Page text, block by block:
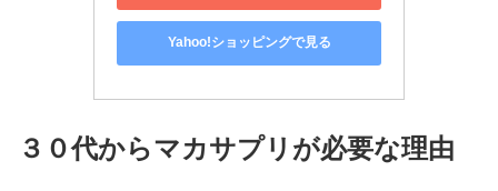
Yahoo!ショッピングで見る
３０代からマカサプリが必要な理由